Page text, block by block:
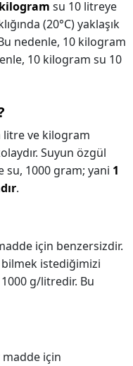
su 10 litreye
(20°C) yaklaşık
nedenle, 10 kilogram
10 kilogram su 10
litre ve kilogram
Suyun özgül
su, 1000 gram; yani 1
.
için benzersizdir.
istediğimizi
g/litredir. Bu
için